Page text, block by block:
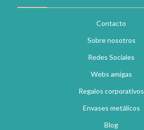
Contacto
Sobre nosotros
Redes Sociales
Webs amigas
Regalos corporativos
Envases metálicos
Blog